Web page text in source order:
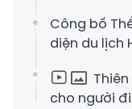
Công bố
diện du lịch
cho người